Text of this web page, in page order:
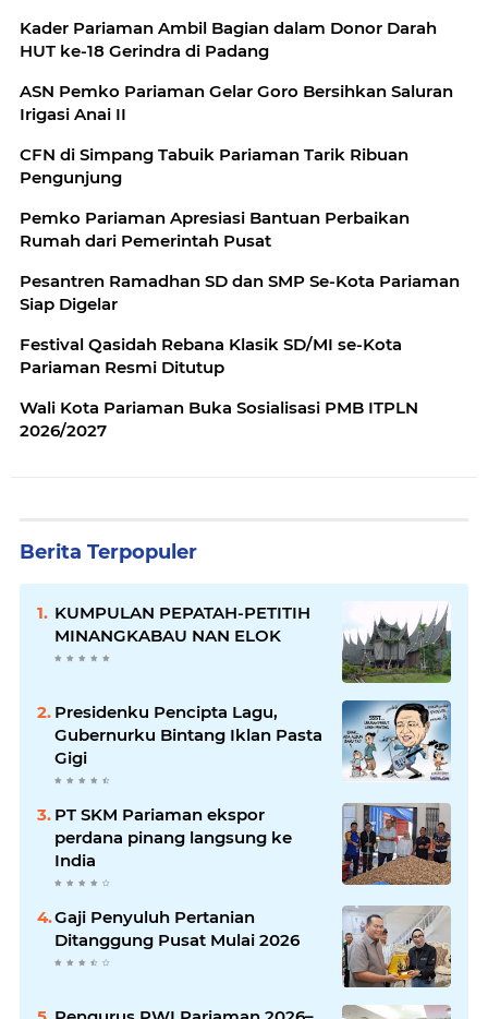
Kader Pariaman Ambil Bagian dalam Donor Darah
HUT ke-18 Gerindra di Padang
ASN Pemko Pariaman Gelar Goro Bersihkan Saluran
Irigasi Anai II
CFN di Simpang Tabuik Pariaman Tarik Ribuan
Pengunjung
Pemko Pariaman Apresiasi Bantuan Perbaikan
Rumah dari Pemerintah Pusat
Pesantren Ramadhan SD dan SMP Se-Kota Pariaman
Siap Digelar
Festival Qasidah Rebana Klasik SD/MI se-Kota
Pariaman Resmi Ditutup
Wali Kota Pariaman Buka Sosialisasi PMB ITPLN
2026/2027
Berita Terpopuler
KUMPULAN PEPATAH-PETITIH
MINANGKABAU NAN ELOK
Presidenku Pencipta Lagu,
Gubernurku Bintang Iklan Pasta
Gigi
PT SKM Pariaman ekspor
perdana pinang langsung ke
India
Gaji Penyuluh Pertanian
Ditanggung Pusat Mulai 2026